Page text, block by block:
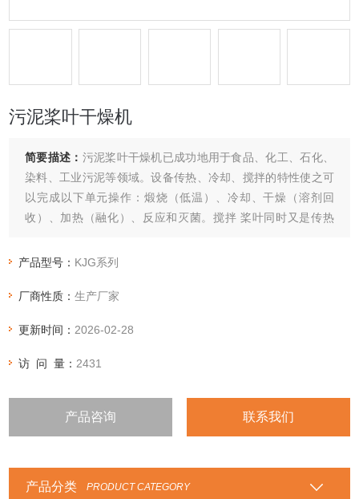
污泥桨叶干燥机
简要描述： 污泥桨叶干燥机已成功地用于食品、化工、石化、
染料、工业污泥等领域。设备传热、冷却、搅拌的特性使之可
以完成以下单元操作：煅烧（低温）、冷却、干燥（溶剂回
收）、加热（融化）、反应和灭菌。搅拌 桨叶同时又是传热
产品型号： KJG系列
厂商性质：生产厂家
更新时间： 2026-02-28
访 问 量： 2431
产品咨询 联系我们
产品分类 PRODUCT CATEGORY